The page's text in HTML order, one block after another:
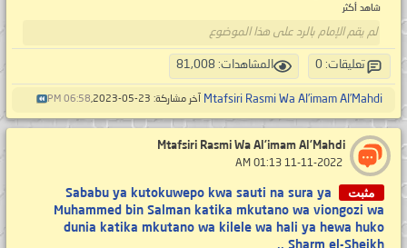
شاهد أكثر
لم يقم الإمام بالرد على هذا الموضوع
تعليقات: 0 المشاهدات: 81,008
Mtafsiri Rasmi Wa Al’imam Al’Mahdi آخر مشاركة: 23-05-2023, 06:58 PM
Mtafsiri Rasmi Wa Al’imam Al’Mahdi
مثبت
Sababu ya kutokuwepo kwa sauti na sura ya
Muhammed bin Salman katika mkutano wa viongozi wa
dunia katika mkutano wa kilele wa hali ya hewa huko
Sharm el-Sheikh ..